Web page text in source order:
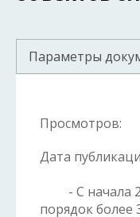
Параметры
Просмотров:
Дата
- С начала
порядок более